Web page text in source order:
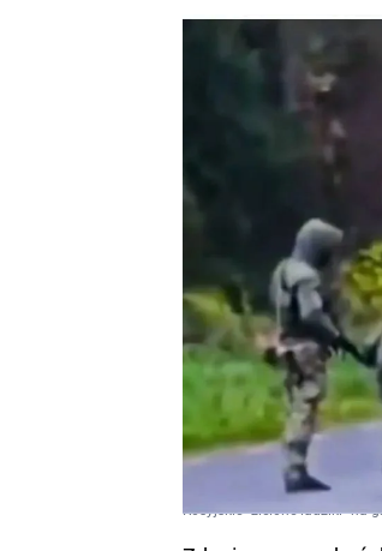
Rosyjskie "zielone ludziki" na